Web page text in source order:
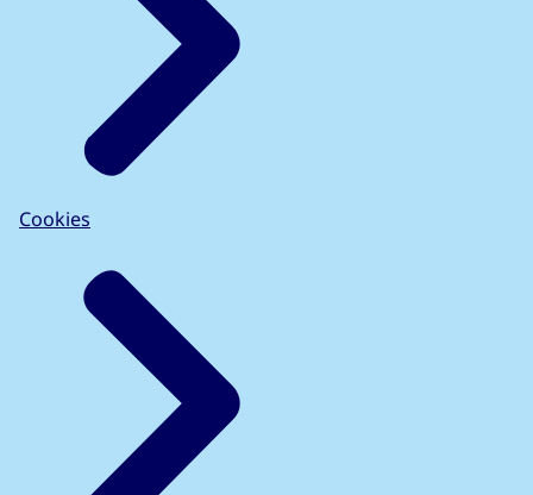
Cookies